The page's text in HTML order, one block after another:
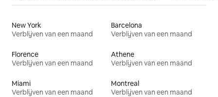
New York
Verblijven van een maand
Barcelona
Verblijven van een maand
Florence
Verblijven van een maand
Athene
Verblijven van een maand
Miami
Verblijven van een maand
Montreal
Verblijven van een maand